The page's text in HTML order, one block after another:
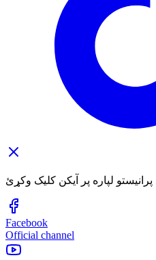
Facebook
Official channel